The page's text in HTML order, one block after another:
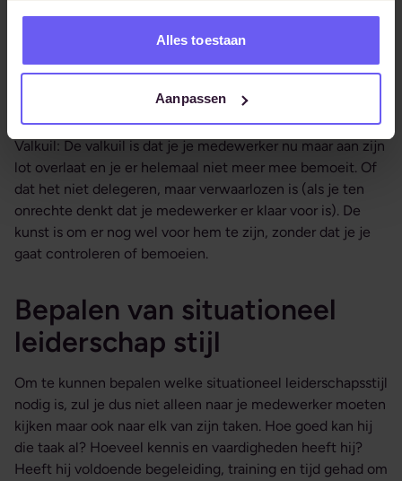
Alles toestaan
Aanpassen
gewoon zelf zijn werk doen en durft zijn taak uit te
voeren. Je geeft geen sturing en weinig of geen
ondersteuning. Deze stijl is niet taakgericht, maar ook niet
ideaal, maar er is ook een valkuil aan verbonden.
Valkuil: De valkuil is dat je je medewerker nu maar aan zijn
lot overlaat en je er helemaal niet meer mee bemoeit. Of
dat het niet delegeren, maar verwaarlozen is (als je ten
onrechte denkt dat je medewerker er klaar voor is). De
kunst is om er nog wel voor hem te zijn, zonder dat je je
gaat controleren of bemoeien.
Bepalen van situationeel
leiderschap stijl
Om te kunnen bepalen welke situationeel leiderschapsstijl
nodig is, zul je dus niet alleen naar je medewerker moeten
kijken maar ook naar elk van zijn taken. Hoe goed kan hij
die taak al? Hoeveel kennis en vaardigheden heeft hij?
Heeft hij voldoende begeleiding, training en tijd gehad om